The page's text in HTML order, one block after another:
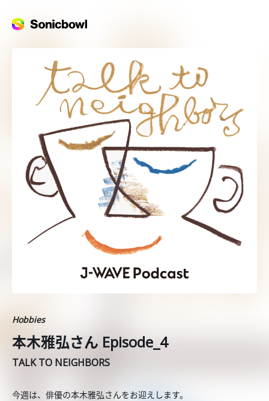
Hobbies
本木雅弘さん Episode_4
TALK TO NEIGHBORS
今週は、俳優の本木雅弘さんをお迎えします。